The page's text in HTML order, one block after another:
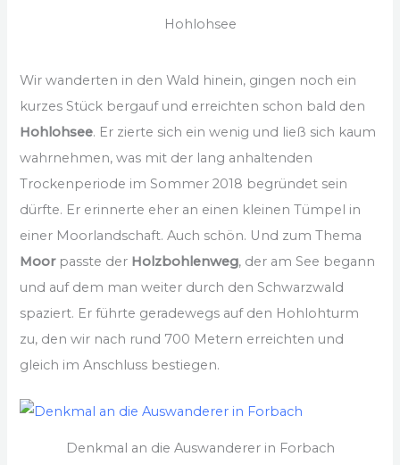
Hohlohsee
Wir wanderten in den Wald hinein, gingen noch ein
kurzes Stück bergauf und erreichten schon bald den
Hohlohsee. Er zierte sich ein wenig und ließ sich kaum
wahrnehmen, was mit der lang anhaltenden
Trockenperiode im Sommer 2018 begründet sein
dürfte. Er erinnerte eher an einen kleinen Tümpel in
einer Moorlandschaft. Auch schön. Und zum Thema
Moorpasste der Holzbohlenweg, der am See begann
und auf dem man weiter durch den Schwarzwald
spaziert. Er führte geradewegs auf den Hohlohturm
zu, den wir nach rund 700 Metern erreichten und
gleich im Anschluss bestiegen.
Denkmal an die Auswanderer in Forbach